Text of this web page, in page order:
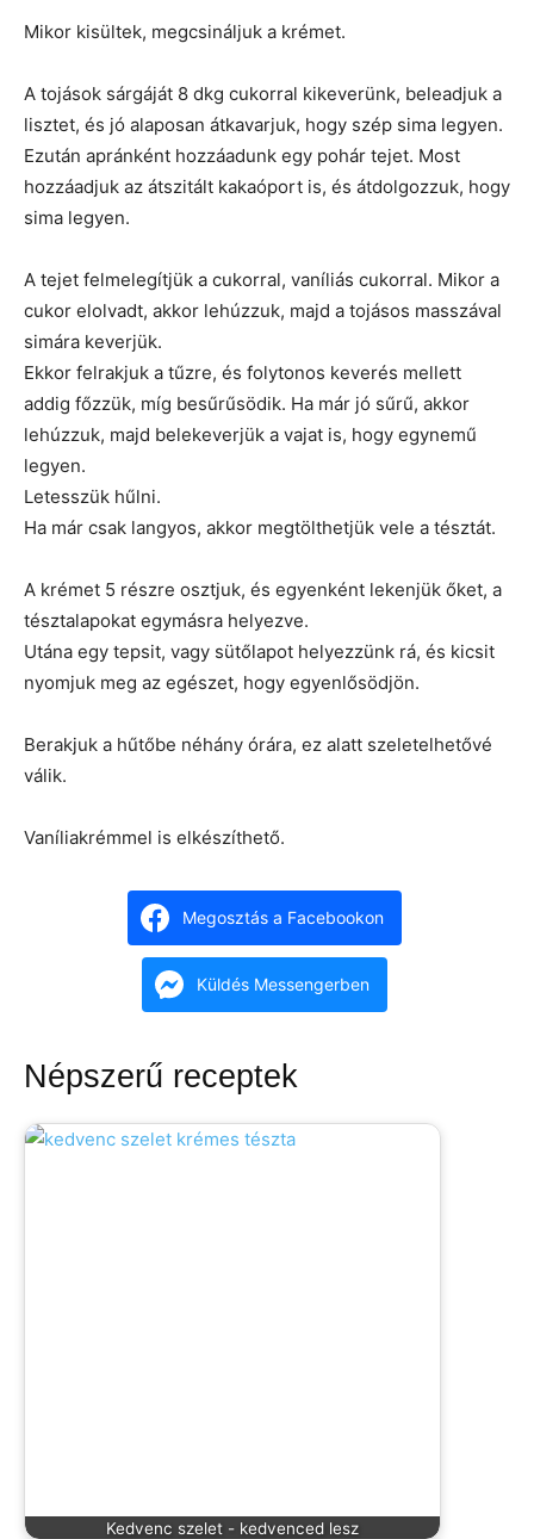
Mikor kisültek, megcsináljuk a krémet.
A tojások sárgáját 8 dkg cukorral kikeverünk, beleadjuk a
lisztet, és jó alaposan átkavarjuk, hogy szép sima legyen.
Ezután apránként hozzáadunk egy pohár tejet. Most
hozzáadjuk az átszitált kakaóport is, és átdolgozzuk, hogy
sima legyen.
A tejet felmelegítjük a cukorral, vaníliás cukorral. Mikor a
cukor elolvadt, akkor lehúzzuk, majd a tojásos masszával
simára keverjük.
Ekkor felrakjuk a tűzre, és folytonos keverés mellett
addig főzzük, míg besűrűsödik. Ha már jó sűrű, akkor
lehúzzuk, majd belekeverjük a vajat is, hogy egynemű
legyen.
Letesszük hűlni.
Ha már csak langyos, akkor megtölthetjük vele a tésztát.
A krémet 5 részre osztjuk, és egyenként lekenjük őket, a
tésztalapokat egymásra helyezve.
Utána egy tepsit, vagy sütőlapot helyezzünk rá, és kicsit
nyomjuk meg az egészet, hogy egyenlősödjön.
Berakjuk a hűtőbe néhány órára, ez alatt szeletelhetővé
válik.
Vaníliakrémmel is elkészíthető.
Megosztás a Facebookon
Küldés Messengerben
Népszerű receptek
Kedvenc szelet - kedvenced lesz